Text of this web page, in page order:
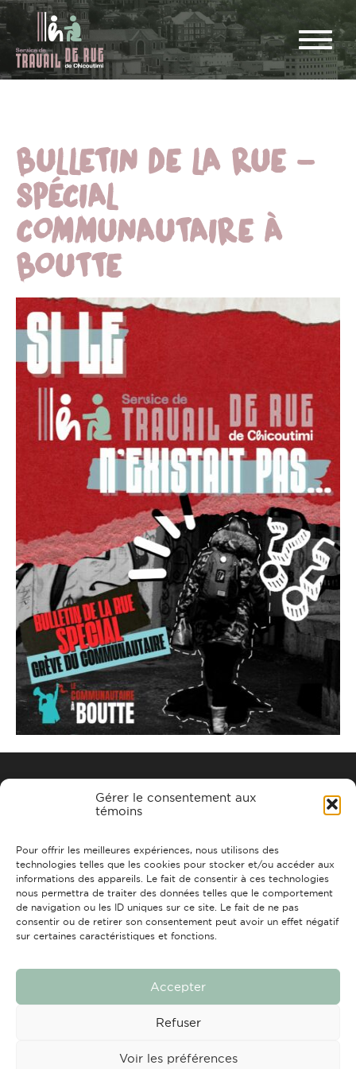
Gérer le consentement aux
témoins
Pour offrir les meilleures expériences, nous utilisons des
technologies telles que les cookies pour stocker et/ou accéder aux
informations des appareils. Le fait de consentir à ces technologies
nous permettra de traiter des données telles que le comportement
de navigation ou les ID uniques sur ce site. Le fait de ne pas
consentir ou de retirer son consentement peut avoir un effet négatif
sur certaines caractéristiques et fonctions.
Accepter
Refuser
Voir les préférences
BULLETIN DE LA RUE –
SPÉCIAL
COMMUNAUTAIRE À
BOUTTE
221, rue Tessier, Chicoutimi (QC)
G7H 4Z5
info@strchic.com
ACCUEIL À PROPOS CONTACTS
Conception et réalisation :Nubee